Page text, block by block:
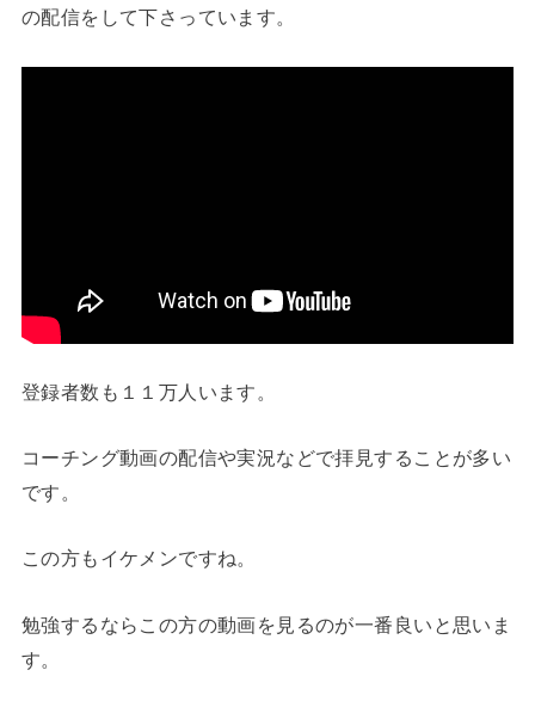
の配信をして下さっています。
登録者数も１１万人います。
コーチング動画の配信や実況などで拝見することが多い
です。
この方もイケメンですね。
勉強するならこの方の動画を見るのが一番良いと思いま
す。